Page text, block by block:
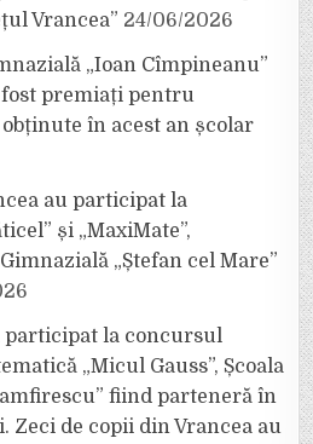
Vrancea” 24/06/2026
„Ioan Cîmpineanu”
premiați pentru
în acest an școlar
au participat la
și „MaxiMate”,
„Ștefan cel Mare”
participat la concursul
„Micul Gauss”, Școala
fiind parteneră în
Zeci de copii din Vrancea au